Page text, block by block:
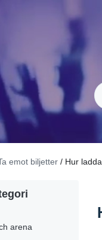
emot biljetter / Hur
arena